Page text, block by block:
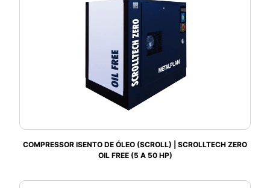
COMPRESSOR ISENTO DE ÓLEO (SCROLL) | SCROLLTECH ZERO
OIL FREE (5 A 50 HP)